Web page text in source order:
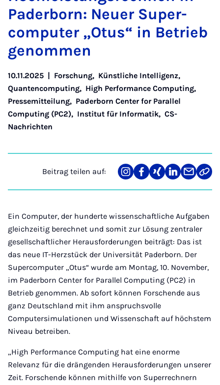
Pa­der­born: Neu­er Su­per­
com­pu­ter „O­tus“ in Be­trieb
ge­nom­men
10.11.2025 | Forschung, Künstliche Intelligenz,
Quantencomputing, High Performance Computing,
Pressemitteilung, Paderborn Center for Parallel
Computing (PC2), Institut für Informatik, CS-
Nachrichten
Beitrag teilen auf:
Teilen
auf
Teilen
auf
Teilen
auf
Teilen
auf
Teilen
über
Mail
Link
Ein Computer, der hunderte wissenschaftliche Aufgaben
gleichzeitig berechnet und somit zur Lösung zentraler
gesellschaftlicher Herausforderungen beiträgt: Das ist
das neue IT-Herzstück der Universität Paderborn. Der
Supercomputer „Otus“ wurde am Montag, 10. November,
im Paderborn Center for Parallel Computing (PC2) in
Betrieb genommen. Ab sofort können Forschende aus
ganz Deutschland mit ihm anspruchsvolle
Computersimulationen und Wissenschaft auf höchstem
Niveau betreiben.
„High Performance Computing hat eine enorme
Relevanz für die drängenden Herausforderungen unserer
Zeit. Forschende können mithilfe von Superrechnern